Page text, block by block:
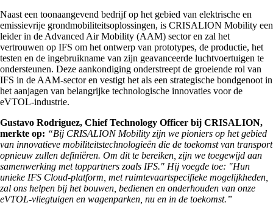
Naast een toonaangevend bedrijf op het gebied van elektrische en
emissievrije grondmobiliteitsoplossingen, is CRISALION Mobility een
leider in de Advanced Air Mobility (AAM) sector en zal het
vertrouwen op IFS om het ontwerp van prototypes, de productie, het
testen en de ingebruikname van zijn geavanceerde luchtvoertuigen te
ondersteunen. Deze aankondiging onderstreept de groeiende rol van
IFS in de AAM-sector en vestigt het als een strategische bondgenoot in
het aanjagen van belangrijke technologische innovaties voor de
eVTOL-industrie.
Gustavo Rodriguez, Chief Technology Officer bij CRISALION,
merkte op: “Bij CRISALION Mobility zijn we pioniers op het gebied
van innovatieve mobiliteitstechnologieën die de toekomst van transport
opnieuw zullen definiëren. Om dit te bereiken, zijn we toegewijd aan
samenwerking met toppartners zoals IFS." Hij voegde toe: "Hun
unieke IFS Cloud-platform, met ruimtevaartspecifieke mogelijkheden,
zal ons helpen bij het bouwen, bedienen en onderhouden van onze
eVTOL-vliegtuigen en wagenparken, nu en in de toekomst.”